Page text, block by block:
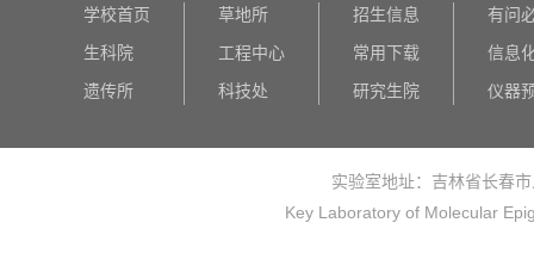
学校首页
生科院
遗传所
草地所
工程中心
科技处
招生信息
常用下载
研究生院
有问
信息
仪器
实验室地址：吉林省长春
Key Laboratory of Molecular